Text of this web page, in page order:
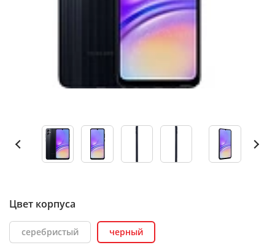
Цвет корпуса
серебристый черный